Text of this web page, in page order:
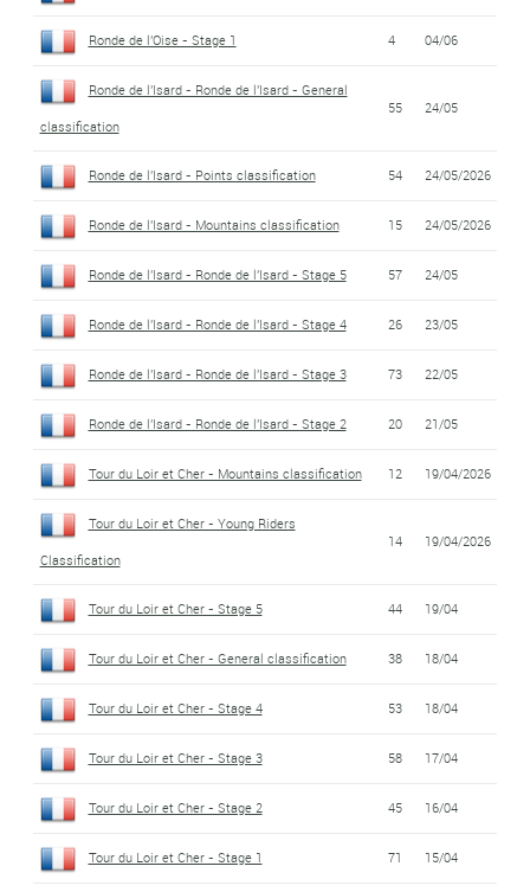
Ronde de l'Oise - Stage 1 4 04/06
Ronde de l'Isard - Ronde de l'Isard - General
classification
55 24/05
Ronde de l'Isard - Points classification 54 24/05/2026
Ronde de l'Isard - Mountains classification 15 24/05/2026
Ronde de l'Isard - Ronde de l'Isard - Stage 5 57 24/05
Ronde de l'Isard - Ronde de l'Isard - Stage 4 26 23/05
Ronde de l'Isard - Ronde de l'Isard - Stage 3 73 22/05
Ronde de l'Isard - Ronde de l'Isard - Stage 2 20 21/05
Tour du Loir et Cher - Mountains classification 12 19/04/2026
Tour du Loir et Cher - Young Riders
Classification
14 19/04/2026
Tour du Loir et Cher - Stage 5 44 19/04
Tour du Loir et Cher - General classification 38 18/04
Tour du Loir et Cher - Stage 4 53 18/04
Tour du Loir et Cher - Stage 3 58 17/04
Tour du Loir et Cher - Stage 2 45 16/04
Tour du Loir et Cher - Stage 1 71 15/04